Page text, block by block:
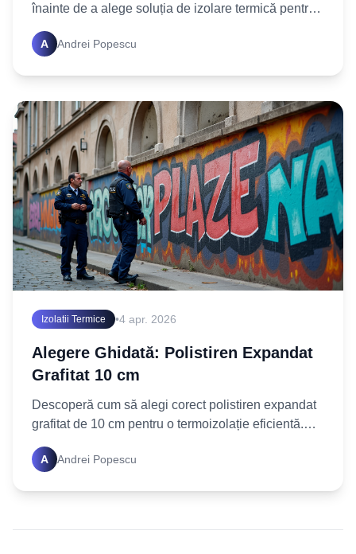
înainte de a alege soluția de izolare termică pentru
A Andrei Popescu
Izolatii Termice •4 apr. 2026
Alegere Ghidată: Polistiren Expandat
Grafitat 10 cm
Descoperă cum să alegi corect polistiren expandat
grafitat de 10 cm pentru o termoizolație eficientă.
A Andrei Popescu